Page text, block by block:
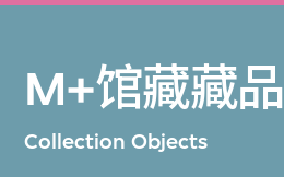
M+馆藏藏品
Collection Objects